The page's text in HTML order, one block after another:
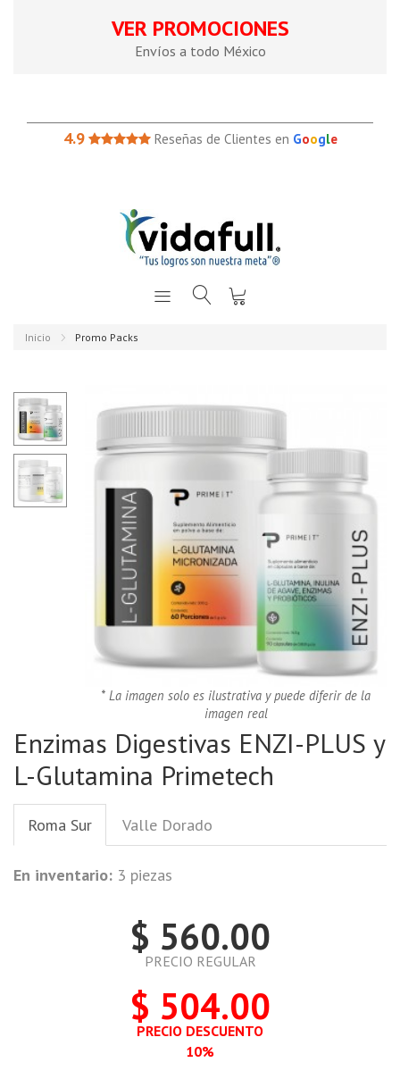
VER PROMOCIONES
Envíos a todo México
4.9 Reseñas de Clientes en Google
Inicio Promo Packs
* La imagen solo es ilustrativa y puede diferir de la
imagen real
Enzimas Digestivas ENZI-PLUS y
L-Glutamina Primetech
Roma Sur Valle Dorado
En inventario: 3 piezas
$ 560.00
PRECIO REGULAR
$ 504.00
PRECIO DESCUENTO
10%